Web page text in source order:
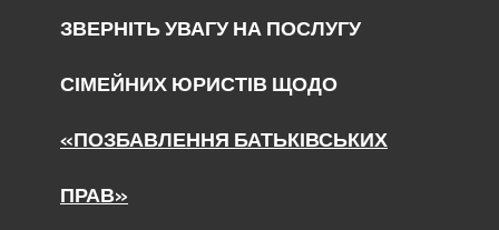
ЗВЕРНІТЬ УВАГУ НА ПОСЛУГУ
СІМЕЙНИХ ЮРИСТІВ ЩОДО
«ПОЗБАВЛЕННЯ БАТЬКІВСЬКИХ
ПРАВ»